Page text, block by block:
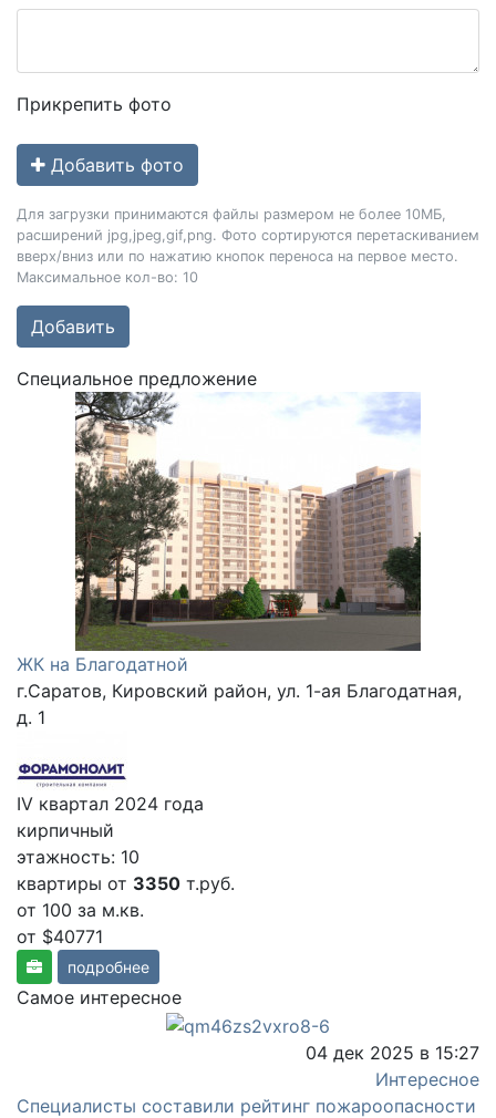
Прикрепить фото
Добавить фото
Для загрузки принимаются файлы размером не более 10МБ,
расширений jpg,jpeg,gif,png. Фото сортируются перетаскиванием
вверх/вниз или по нажатию кнопок переноса на первое место.
Максимальное кол-во: 10
Добавить
Cпециальное предложение
ЖК на Благодатной
г.Саратов, Кировский район, ул. 1-ая Благодатная,
д. 1
IV квартал 2024 года
кирпичный
этажность: 10
квартиры от 3350 т.руб.
от 100 за м.кв.
от $40771
подробнее
Самое интересное
04 дек 2025 в 15:27
Интересное
Специалисты составили рейтинг пожароопасности